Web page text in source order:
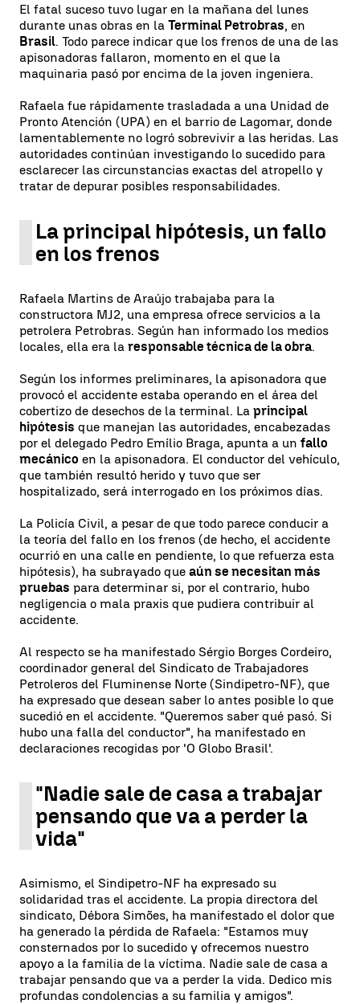
El fatal suceso tuvo lugar en la mañana del lunes
durante unas obras en la Terminal Petrobras, en
Brasil. Todo parece indicar que los frenos de una de las
apisonadoras fallaron, momento en el que la
maquinaria pasó por encima de la joven ingeniera.
Rafaela fue rápidamente trasladada a una Unidad de
Pronto Atención (UPA) en el barrio de Lagomar, donde
lamentablemente no logró sobrevivir a las heridas. Las
autoridades continúan investigando lo sucedido para
esclarecer las circunstancias exactas del atropello y
tratar de depurar posibles responsabilidades.
La principal hipótesis, un fallo
en los frenos
Rafaela Martins de Araújo trabajaba para la
constructora MJ2, una empresa ofrece servicios a la
petrolera Petrobras. Según han informado los medios
locales, ella era la responsable técnica de la obra.
Según los informes preliminares, la apisonadora que
provocó el accidente estaba operando en el área del
cobertizo de desechos de la terminal. La principal
hipótesis que manejan las autoridades, encabezadas
por el delegado Pedro Emílio Braga, apunta a un fallo
mecánico en la apisonadora. El conductor del vehículo,
que también resultó herido y tuvo que ser
hospitalizado, será interrogado en los próximos días.
La Policía Civil, a pesar de que todo parece conducir a
la teoría del fallo en los frenos (de hecho, el accidente
ocurrió en una calle en pendiente, lo que refuerza esta
hipótesis), ha subrayado que aún se necesitan más
pruebas para determinar si, por el contrario, hubo
negligencia o mala praxis que pudiera contribuir al
accidente.
Al respecto se ha manifestado Sérgio Borges Cordeiro,
coordinador general del Sindicato de Trabajadores
Petroleros del Fluminense Norte (Sindipetro-NF), que
ha expresado que desean saber lo antes posible lo que
sucedió en el accidente. "Queremos saber qué pasó. Si
hubo una falla del conductor", ha manifestado en
declaraciones recogidas por 'O Globo Brasil'.
"Nadie sale de casa a trabajar
pensando que va a perder la
vida"
Asimismo, el Sindipetro-NF ha expresado su
solidaridad tras el accidente. La propia directora del
sindicato, Débora Simões, ha manifestado el dolor que
ha generado la pérdida de Rafaela: "Estamos muy
consternados por lo sucedido y ofrecemos nuestro
apoyo a la familia de la víctima. Nadie sale de casa a
trabajar pensando que va a perder la vida. Dedico mis
profundas condolencias a su familia y amigos".